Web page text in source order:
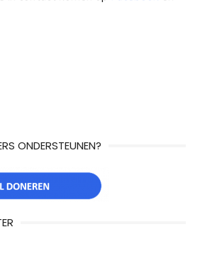
ONDERSTEUNEN?